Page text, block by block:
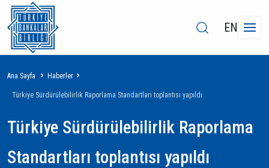
EN
Sayfa
yolu
Ana Sayfa Haberler
Türkiye Sürdürülebilirlik Raporlama Standartları toplantısı yapıldı
Türkiye Sürdürülebilirlik Raporlama
Standartları toplantısı yapıldı